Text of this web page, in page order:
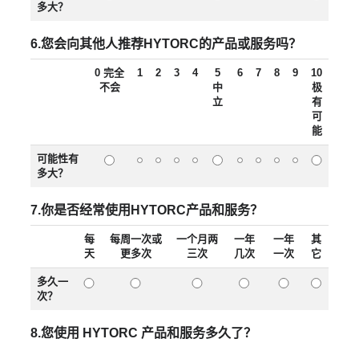
多大？
6.您会向其他人推荐HYTORC的产品或服务吗？
0 完全
不会
1 2 3 4
5
中
立
6 7 8 9
10
极
有
可
能
可能性有
多大？
7.你是否经常使用HYTORC产品和服务？
每
天
每周一次或
更多次
一个月两
三次
一年
几次
一年
一次
其
它
多久一
次？
8.您使用 HYTORC 产品和服务多久了？